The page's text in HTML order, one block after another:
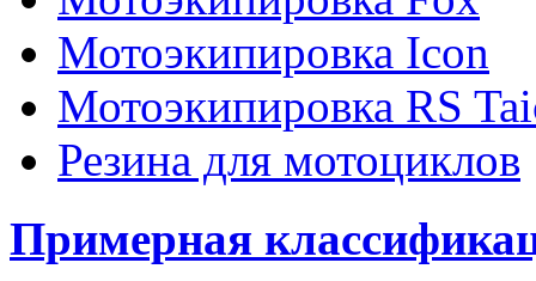
Мотоэкипировка Icon
Мотоэкипировка RS
Резина для мотоциклов
Примерная